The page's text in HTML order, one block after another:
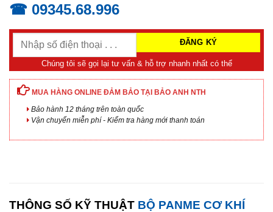
☎ 09345.68.996
Chúng tôi sẽ gọi lại tư vấn & hỗ trợ nhanh nhất có thể
MUA HÀNG ONLINE ĐẢM BẢO TẠI BẢO ANH NTH
Bảo hành 12 tháng trên toàn quốc
Vận chuyển miễn phí - Kiểm tra hàng mới thanh toán
THÔNG SỐ KỸ THUẬT BỘ PANME CƠ KHÍ